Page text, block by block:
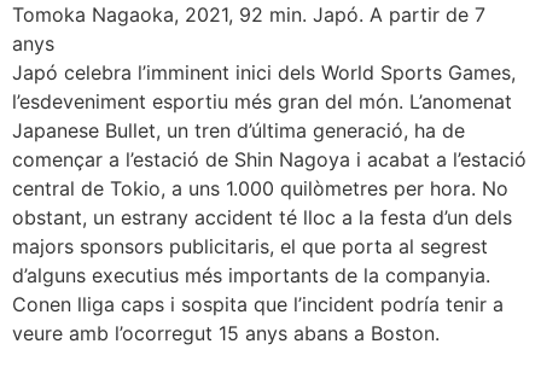
Tomoka Nagaoka, 2021, 92 min. Japó. A partir de 7
anys
Japó celebra l’imminent inici dels World Sports Games,
l’esdeveniment esportiu més gran del món. L’anomenat
Japanese Bullet, un tren d’última generació, ha de
començar a l’estació de Shin Nagoya i acabat a l’estació
central de Tokio, a uns 1.000 quilòmetres per hora. No
obstant, un estrany accident té lloc a la festa d’un dels
majors sponsors publicitaris, el que porta al segrest
d’alguns executius més importants de la companyia.
Conen lliga caps i sospita que l’incident podría tenir a
veure amb l’ocorregut 15 anys abans a Boston.